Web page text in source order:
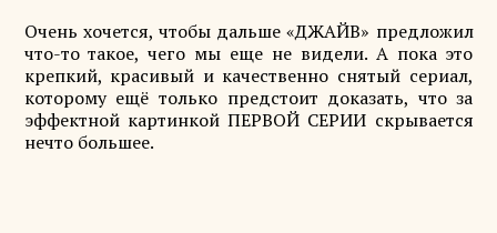
Очень хочется, чтобы дальше «ДЖАЙВ» предложил
что-то такое, чего мы еще не видели. А пока это
крепкий, красивый и качественно снятый сериал,
которому ещё только предстоит доказать, что за
эффектной картинкой ПЕРВОЙ СЕРИИ скрывается
нечто большее.